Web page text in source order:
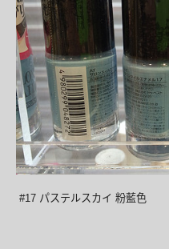
#17 パステルスカイ 粉藍色